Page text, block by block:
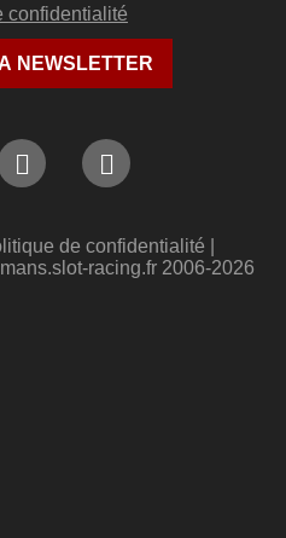
confidentialité
de confidentialité
racing.fr 2006-2026